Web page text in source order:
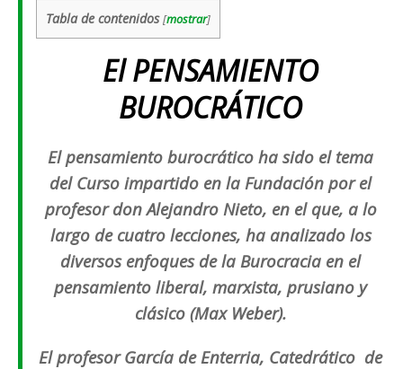
Tabla de contenidos [mostrar]
El PENSAMIENTO
BUROCRÁTICO
El pensamiento burocrático ha sido el tema
del Curso impartido en la Fundación por el
profesor don Alejandro Nieto, en el que, a lo
largo de cuatro lecciones, ha analizado los
diversos enfoques de la Burocracia en el
pensamiento liberal, marxista, prusiano y
clásico (Max Weber).
El profesor García de Enterria, Catedrático de